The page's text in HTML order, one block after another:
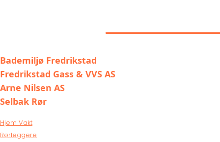
Bademiljø Fredrikstad
Fredrikstad Gass & VVS AS
Arne Nilsen AS
Selbak Rør
Hjem Vakt
Rørleggere